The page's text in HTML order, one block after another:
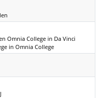
Omnia College in Da Vinci
in Omnia College